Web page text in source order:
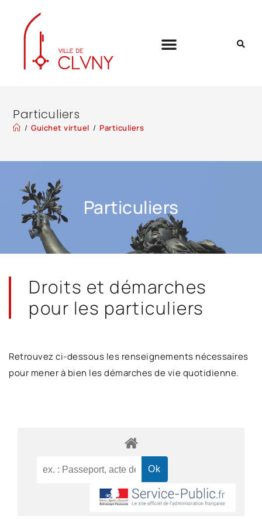
Particuliers
/ Guichet virtuel / Particuliers
Particuliers
Droits et démarches
pour les particuliers
Retrouvez ci-dessous les renseignements nécessaires
pour mener à bien les démarches de vie quotidienne.